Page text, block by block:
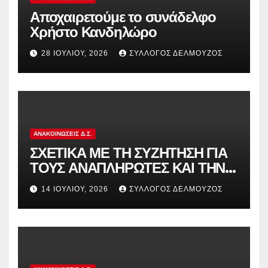
Αποχαιρετούμε το συνάδελφο
Χρήστο Κανδηλώρο
28 ΙΟΥΛΊΟΥ, 2026 ΣΎΛΛΟΓΟΣ ΔΕΛΜΟΎΖΟΣ
ΑΝΑΚΟΙΝΏΣΕΙΣ Δ.Σ.
ΣΧΕΤΙΚΑ ΜΕ ΤΗ ΣΥΖΗΤΗΣΗ ΓΙΑ
ΤΟΥΣ ΑΝΑΠΛΗΡΩΤΕΣ ΚΑΙ ΤΗΝ
ΠΑΡΑΠΟΜΠΗ ΤΗΣ ΕΛΛΑΔΑΣ
ΣΤΟ ΕΥΡΩΠΑΪΚΟ ΔΙΚΑΣΤΗΡΙΟ
14 ΙΟΥΛΊΟΥ, 2026 ΣΎΛΛΟΓΟΣ ΔΕΛΜΟΎΖΟΣ